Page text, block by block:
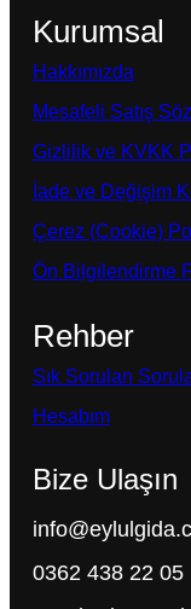
Kurumsal
Hakkımızda
Mesafeli Satış
Gizlilik ve KVKK
İade ve Değişim
Çerez (Cookie)
Ön Bilgilendirme
Rehber
Sık Sorulan
Hesabım
Bize Ulaşın
0362 438 22 05